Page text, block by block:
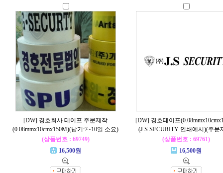
[DW] 경호회사 테이프 주문제작
(0.08mmx10cmx150M)(납기:7~10일 소요)
(상품번호 : 69749)
16,500원
[DW] 경호테이프
(J.S SECURITY 인쇄예시)(주문
(상품번호 : 69761)
16,500원